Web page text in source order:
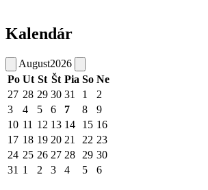
Kalendár
August2026
Po Ut St Št Pia So Ne
27 28 29 30 31 1
2
3
4 5 6 7 8
9
10 11 12 13 14 15 16
17 18 19 20 21 22 23
24 25 26 27 28 29 30
31 1 2 3 4 5 6